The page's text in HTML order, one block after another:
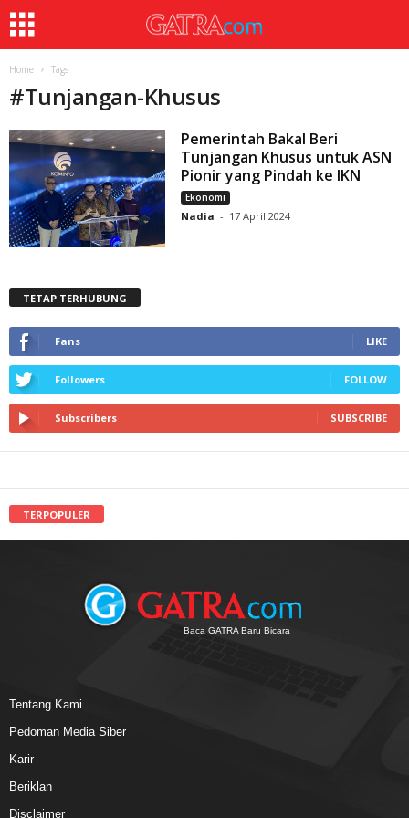
Home Tags
#Tunjangan-Khusus
Pemerintah Bakal Beri
Tunjangan Khusus untuk ASN
Pionir yang Pindah ke IKN
Ekonomi
Nadia - 17 April 2024
TETAP TERHUBUNG
Fans LIKE
Followers FOLLOW
Subscribers SUBSCRIBE
TERPOPULER
Baca GATRA Baru Bicara
Tentang Kami
Pedoman Media Siber
Karir
Beriklan
Disclaimer